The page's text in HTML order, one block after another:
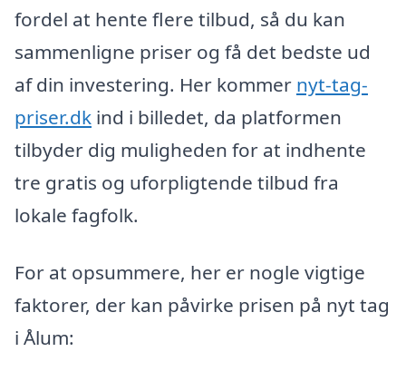
fordel at hente flere tilbud, så du kan
sammenligne priser og få det bedste ud
af din investering. Her kommer nyt-tag-
priser.dk ind i billedet, da platformen
tilbyder dig muligheden for at indhente
tre gratis og uforpligtende tilbud fra
lokale fagfolk.
For at opsummere, her er nogle vigtige
faktorer, der kan påvirke prisen på nyt tag
i Ålum: